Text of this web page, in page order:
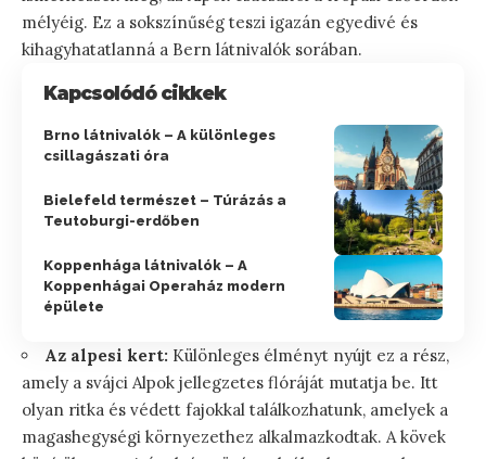
mélyéig. Ez a sokszínűség teszi igazán egyedivé és
kihagyhatatlanná a Bern látnivalók sorában.
Kapcsolódó cikkek
Brno látnivalók – A különleges
csillagászati óra
Bielefeld természet – Túrázás a
Teutoburgi-erdőben
Koppenhága látnivalók – A
Koppenhágai Operaház modern
épülete
Az alpesi kert: Különleges élményt nyújt ez a rész,
amely a svájci Alpok jellegzetes flóráját mutatja be. Itt
olyan ritka és védett fajokkal találkozhatunk, amelyek a
magashegységi környezethez alkalmazkodtak. A kövek